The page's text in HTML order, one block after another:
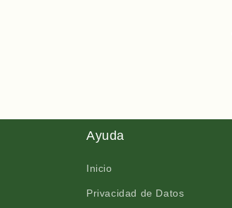
Ayuda
Inicio
Privacidad de Datos